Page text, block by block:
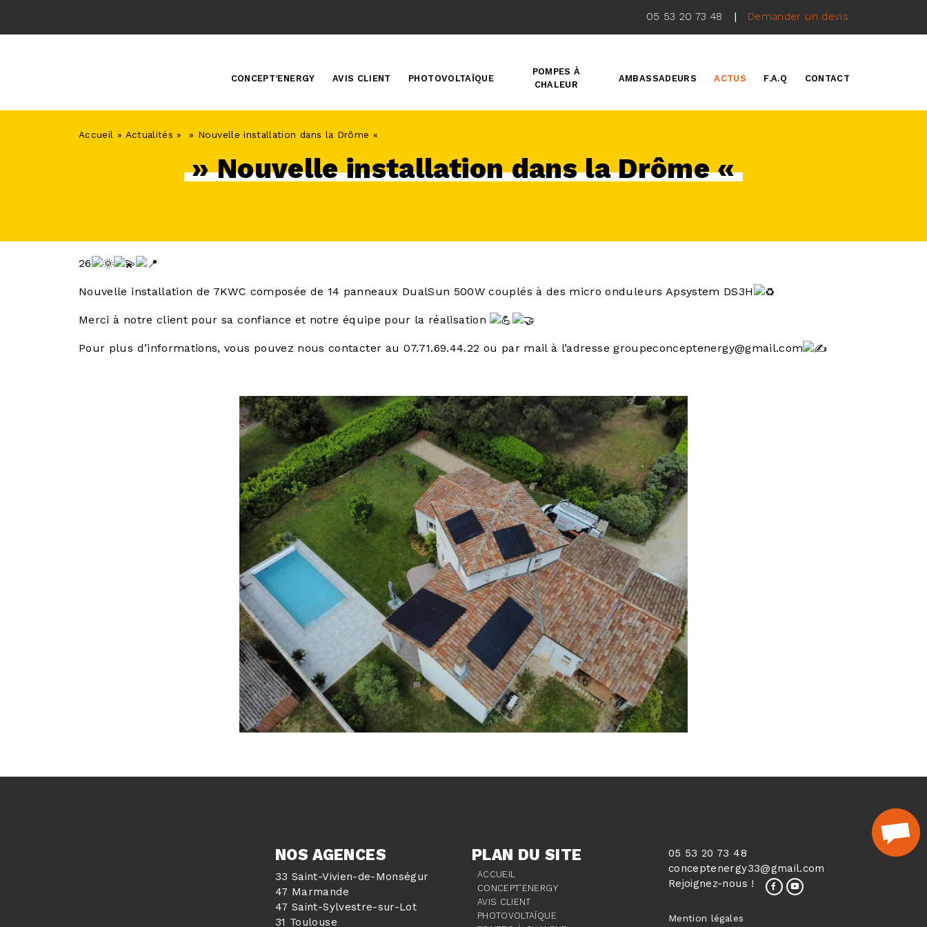
05 53 20 73 48 | Demander un devis
CONCEPT’ENERGY AVIS CLIENT PHOTOVOLTAÏQUE
POMPES À
CHALEUR
AMBASSADEURS ACTUS F.A.Q CONTACT
Accueil » Actualités » » Nouvelle installation dans la Drôme «
» Nouvelle installation dans la Drôme «
26
Nouvelle installation de 7KWC composée de 14 panneaux DualSun 500W couplés à des micro onduleurs Apsystem DS3H
Merci à notre client pour sa confiance et notre équipe pour la réalisation
Pour plus d’informations, vous pouvez nous contacter au 07.71.69.44.22 ou par mail à l’adresse groupeconceptenergy@gmail.com
NOS AGENCES
33 Saint-Vivien-de-Monségur
47 Marmande
47 Saint-Sylvestre-sur-Lot
31 Toulouse
PLAN DU SITE
ACCUEIL
CONCEPT’ENERGY
AVIS CLIENT
PHOTOVOLTAÏQUE
05 53 20 73 48
conceptenergy33@gmail.com
Rejoignez-nous !
Mention légales